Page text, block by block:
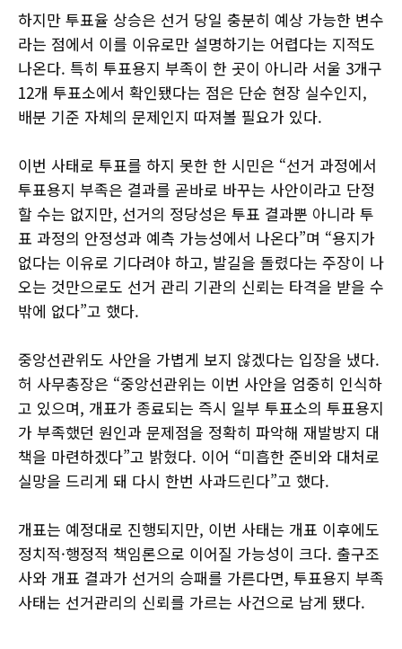
하지만 투표율 상승은 선거 당일 충분히 예상 가능한 변수
라는 점에서 이를 이유로만 설명하기는 어렵다는 지적도
나온다. 특히 투표용지 부족이 한 곳이 아니라 서울 3개구
12개 투표소에서 확인됐다는 점은 단순 현장 실수인지,
배분 기준 자체의 문제인지 따져볼 필요가 있다.
이번 사태로 투표를 하지 못한 한 시민은 “선거 과정에서
투표용지 부족은 결과를 곧바로 바꾸는 사안이라고 단정
할 수는 없지만, 선거의 정당성은 투표 결과뿐 아니라 투
표 과정의 안정성과 예측 가능성에서 나온다”며 “용지가
없다는 이유로 기다려야 하고, 발길을 돌렸다는 주장이 나
오는 것만으로도 선거 관리 기관의 신뢰는 타격을 받을 수
밖에 없다”고 했다.
중앙선관위도 사안을 가볍게 보지 않겠다는 입장을 냈다.
허 사무총장은 “중앙선관위는 이번 사안을 엄중히 인식하
고 있으며, 개표가 종료되는 즉시 일부 투표소의 투표용지
가 부족했던 원인과 문제점을 정확히 파악해 재발방지 대
책을 마련하겠다”고 밝혔다. 이어 “미흡한 준비와 대처로
실망을 드리게 돼 다시 한번 사과드린다”고 했다.
개표는 예정대로 진행되지만, 이번 사태는 개표 이후에도
정치적·행정적 책임론으로 이어질 가능성이 크다. 출구조
사와 개표 결과가 선거의 승패를 가른다면, 투표용지 부족
사태는 선거관리의 신뢰를 가르는 사건으로 남게 됐다.